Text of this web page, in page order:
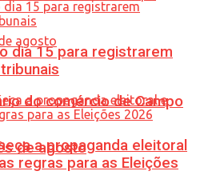
do comércio de Campo
de agosto
dia 15 para registrarem
a propaganda eleitoral
regras para as Eleições